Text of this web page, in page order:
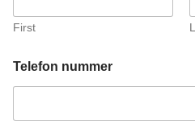
T
e
f
n
First
Telefon nummer